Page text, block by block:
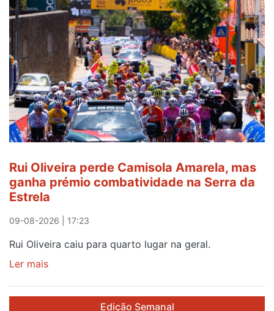
Pedro
abre
curso
de
Português
Língua
de
Acolhimento
Rui Oliveira perde Camisola Amarela, mas
ganha prémio combatividade na Serra da
Estrela
09-08-2026 | 17:23
Rui Oliveira caiu para quarto lugar na geral.
Ler mais
Edição Semanal